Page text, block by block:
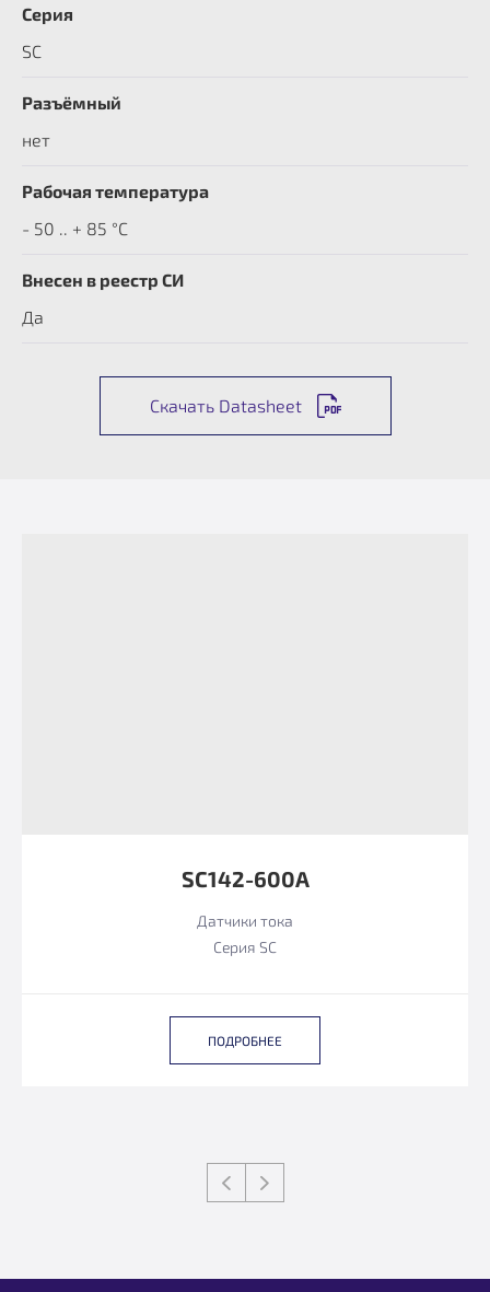
Серия
SC
Разъёмный
нет
Рабочая температура
- 50 .. + 85 °C
Внесен в реестр СИ
Да
Скачать Datasheet
SC142-600A
Датчики тока
Серия SC
ПОДРОБНЕЕ